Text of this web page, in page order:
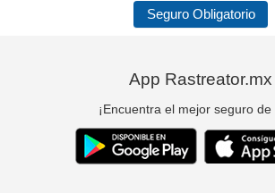
Seguro Obligatorio
App Rastreator.mx
¡Encuentra el mejor seguro de